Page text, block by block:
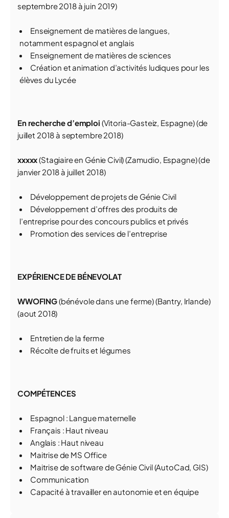
septembre 2018 à juin 2019)
Enseignement de matières de langues,
notamment espagnol et anglais
Enseignement de matières de sciences
Création et animation d’activités ludiques pour les
élèves du Lycée
En recherche d’emploi (Vitoria-Gasteiz, Espagne) (de
juillet 2018 à septembre 2018)
xxxxx(Stagiaire en Génie Civil) (Zamudio, Espagne) (de
janvier 2018 à juillet 2018)
Développement de projets de Génie Civil
Développement d’offres des produits de
l’entreprise pour des concours publics et privés
Promotion des services de l’entreprise
EXPÉRIENCE DE BÉNEVOLAT
WWOFING(bénévole dans une ferme) (Bantry, Irlande)
(aout 2018)
Entretien de la ferme
Récolte de fruits et légumes
COMPÉTENCES
Espagnol : Langue maternelle
Français : Haut niveau
Anglais : Haut niveau
Maitrise de MS Office
Maitrise de software de Génie Civil (AutoCad, GIS)
Communication
Capacité à travailler en autonomie et en équipe